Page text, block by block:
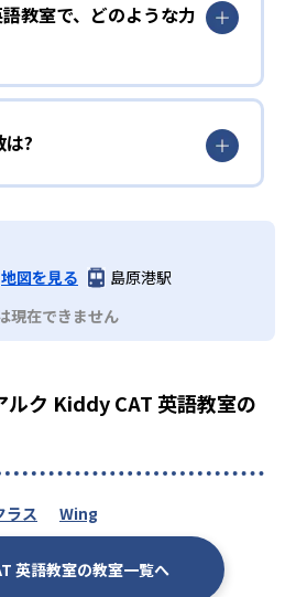
教室で、どのような力
は?
地図を見る
島原港駅
現在できません
ルク Kiddy CAT 英語教室の
ラス Wing
英語教室の教室一覧へ